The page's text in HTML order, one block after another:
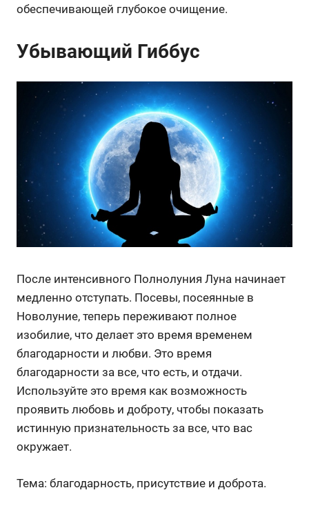
обеспечивающей глубокое очищение.
Убывающий Гиббус
После интенсивного Полнолуния Луна начинает
медленно отступать. Посевы, посеянные в
Новолуние, теперь переживают полное
изобилие, что делает это время временем
благодарности и любви. Это время
благодарности за все, что есть, и отдачи.
Используйте это время как возможность
проявить любовь и доброту, чтобы показать
истинную признательность за все, что вас
окружает.
Тема: благодарность, присутствие и доброта.